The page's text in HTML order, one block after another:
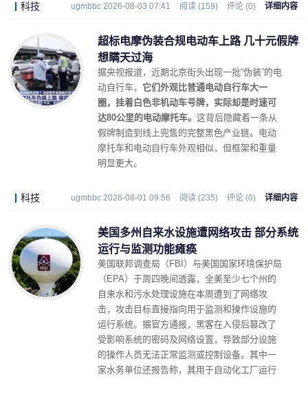
科技 ugmbbc 2026-08-03 07:41 阅读 (159) 评论 (0) 详细内容
超标电摩伪装合规电动车上路 几十元假牌
想瞒天过海
据央视报道，近期北京街头出现一批“伪装”的电
动自行车， 它们外观比普通电动自行车大一
圈，挂着白色非机动车号牌，实际却是时速可
达80公里的电动摩托车。 这背后隐藏着一条从
假牌制造到线上兜售的完整黑色产业链。电动
摩托车和电动自行车外观相似，但框架和重量
明显更大。
科技 ugmbbc 2026-08-01 09:56 阅读 (235) 评论 (0) 详细内容
美国多州自来水设施遭网络攻击 部分系统
运行与监测功能瘫痪
美国联邦调查局（FBI）与美国国家环境保护局
（EPA）于周四晚间透露，全美至少七个州的
自来水和污水处理设施在本周遭到了网络攻
击，攻击目标直接指向用于监测和操作设施的
运行系统。据官方通报，黑客在入侵后篡改了
受影响系统的密码及网络设置，导致部分设施
的操作人员无法正常监测或控制设备。其中一
家水务单位还报告称，其用于自动化工厂运行